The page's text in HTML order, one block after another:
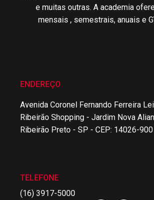
e muitas outras. A academia
mensais , semestrais, anuais e
ENDEREÇO
Avenida Coronel Fernando Ferreira
Ribeirão Shopping - Jardim Nova
Ribeirão Preto - SP - CEP: 14026-900
TELEFONE
(16) 3917-5000